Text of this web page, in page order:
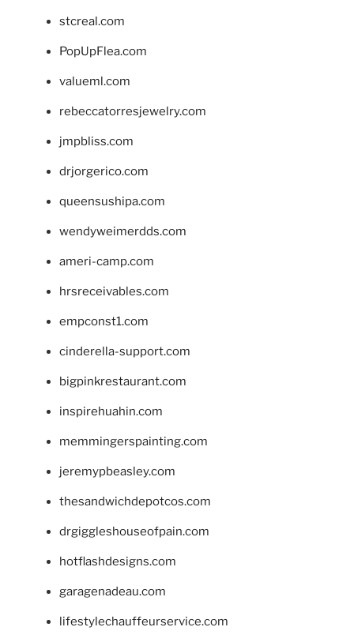
stcreal.com
PopUpFlea.com
valueml.com
rebeccatorresjewelry.com
jmpbliss.com
drjorgerico.com
queensushipa.com
wendyweimerdds.com
ameri-camp.com
hrsreceivables.com
empconst1.com
cinderella-support.com
bigpinkrestaurant.com
inspirehuahin.com
memmingerspainting.com
jeremypbeasley.com
thesandwichdepotcos.com
drgiggleshouseofpain.com
hotflashdesigns.com
garagenadeau.com
lifestylechauffeurservice.com